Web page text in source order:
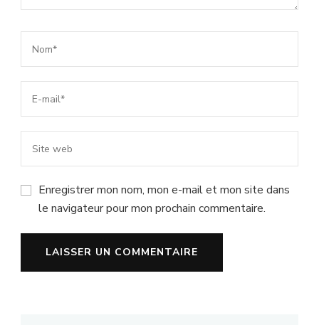
Enregistrer mon nom, mon e-mail et mon site dans
le navigateur pour mon prochain commentaire.